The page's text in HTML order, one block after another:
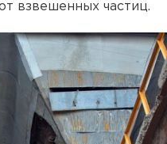
взвешенных частиц.